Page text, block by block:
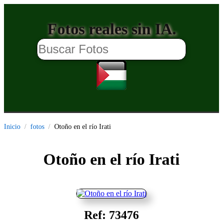
Fotos reales sin IA.
Inicio fotos Otoño en el río Irati
Otoño en el río Irati
Ref: 73476